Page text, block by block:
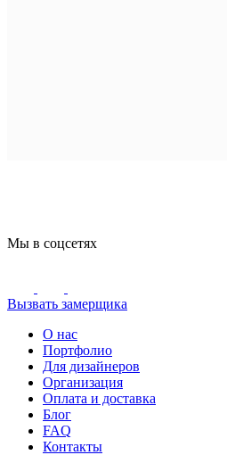
Мы в соцсетях
Вызвать замерщика
О нас
Портфолио
Для дизайнеров
Организация
Оплата и доставка
Блог
FAQ
Контакты